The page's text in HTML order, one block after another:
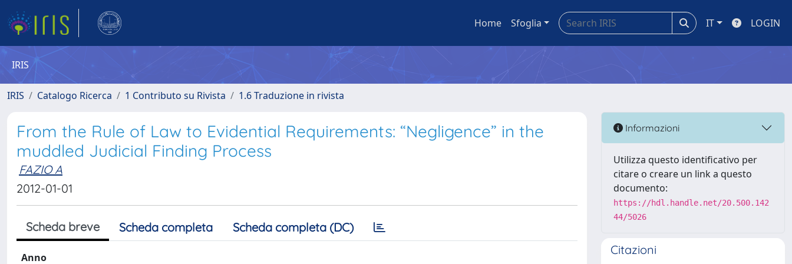
Home Sfoglia IT LOGIN
IRIS
IRIS Catalogo Ricerca 1 Contributo su Rivista 1.6 Traduzione in rivista
From the Rule of Law to Evidential Requirements: “Negligence” in the
muddled Judicial Finding Process
FAZIO A
2012-01-01
Scheda breve Scheda completa Scheda completa (DC)
Anno
Informazioni
Utilizza questo identificativo per
citare o creare un link a questo
documento:
https://hdl.handle.net/20.500.142
44/5026
Citazioni